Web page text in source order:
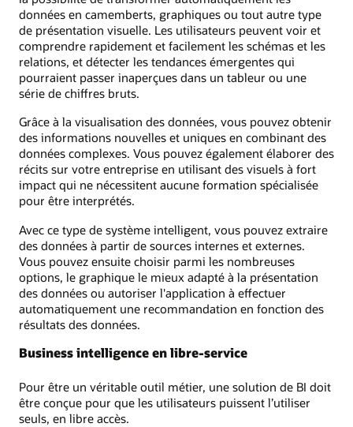
données en camemberts, graphiques ou tout autre type
de présentation visuelle. Les utilisateurs peuvent voir et
comprendre rapidement et facilement les schémas et les
relations, et détecter les tendances émergentes qui
pourraient passer inaperçues dans un tableur ou une
série de chiffres bruts.
Grâce à la visualisation des données, vous pouvez obtenir
des informations nouvelles et uniques en combinant des
données complexes. Vous pouvez également élaborer des
récits sur votre entreprise en utilisant des visuels à fort
impact qui ne nécessitent aucune formation spécialisée
pour être interprétés.
Avec ce type de système intelligent, vous pouvez extraire
des données à partir de sources internes et externes.
Vous pouvez ensuite choisir parmi les nombreuses
options, le graphique le mieux adapté à la présentation
des données ou autoriser l'application à effectuer
automatiquement une recommandation en fonction des
résultats des données.
Business intelligence en libre-service
Pour être un véritable outil métier, une solution de BI doit
être conçue pour que les utilisateurs puissent l’utiliser
seuls, en libre accès.